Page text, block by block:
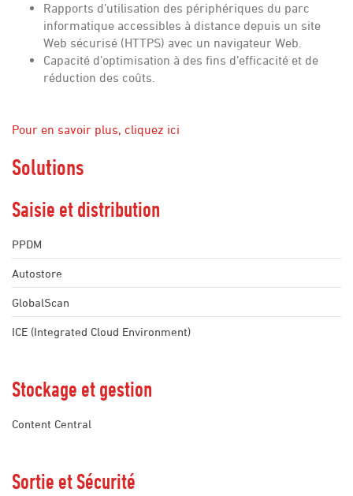
Rapports d’utilisation des périphériques du parc
informatique accessibles à distance depuis un site
Web sécurisé (HTTPS) avec un navigateur Web.
Capacité d’optimisation à des fins d’efficacité et de
réduction des coûts.
Pour en savoir plus, cliquez ici
Solutions
Saisie et distribution
PPDM
Autostore
GlobalScan
ICE (Integrated Cloud Environment)
Stockage et gestion
Content Central
Sortie et Sécurité